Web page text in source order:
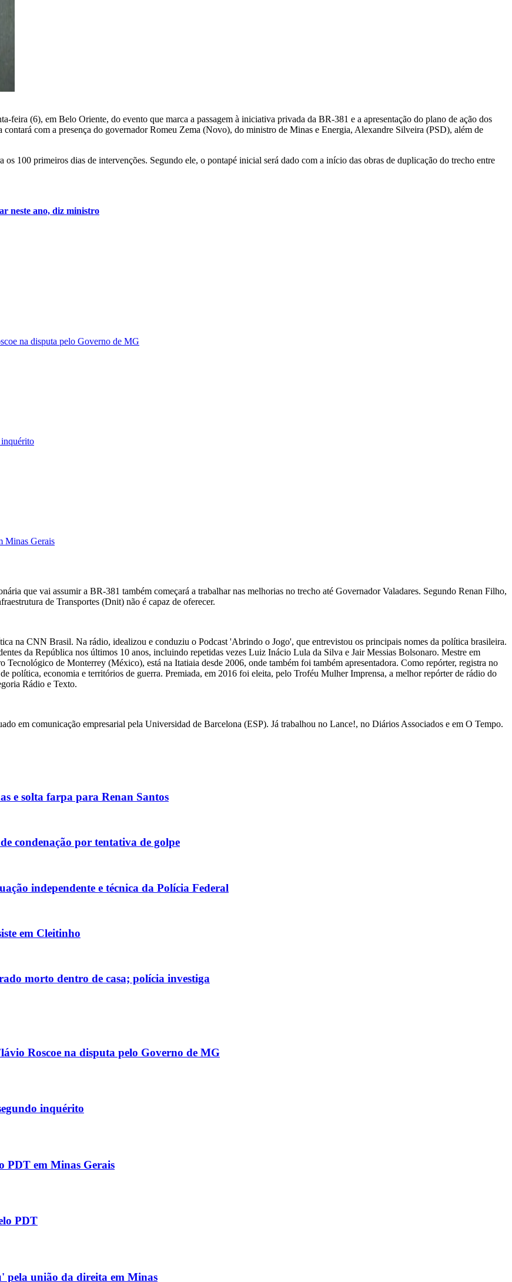
feira (6), em Belo Oriente, do evento que marca a passagem à iniciativa privada da BR-381 e a apresentação do plano de ação dos
com a presença do governador Romeu Zema (Novo), do ministro de Minas e Energia, Alexandre Silveira (PSD), além de
100 primeiros dias de intervenções. Segundo ele, o pontapé inicial será dado com a início das obras de duplicação do trecho entre
neste ano, diz ministro
na disputa pelo Governo de MG
Minas Gerais
que vai assumir a BR-381 também começará a trabalhar nas melhorias no trecho até Governador Valadares. Segundo Renan Filho,
de Transportes (Dnit) não é capaz de oferecer.
na CNN Brasil. Na rádio, idealizou e conduziu o Podcast 'Abrindo o Jogo', que entrevistou os principais nomes da política brasileira.
da República nos últimos 10 anos, incluindo repetidas vezes Luiz Inácio Lula da Silva e Jair Messias Bolsonaro. Mestre em
de Monterrey (México), está na Itatiaia desde 2006, onde também foi também apresentadora. Como repórter, registra no
política, economia e territórios de guerra. Premiada, em 2016 foi eleita, pelo Troféu Mulher Imprensa, a melhor repórter de rádio do
Rádio e Texto.
em comunicação empresarial pela Universidad de Barcelona (ESP). Já trabalhou no Lance!, no Diários Associados e em O Tempo.
e solta farpa para Renan Santos
condenação por tentativa de golpe
independente e técnica da Polícia Federal
em Cleitinho
morto dentro de casa; polícia investiga
Roscoe na disputa pelo Governo de MG
inquérito
PDT em Minas Gerais
PDT
pela união da direita em Minas